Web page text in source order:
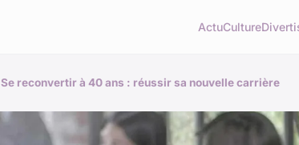
ActuCulture
Se reconvertir à 40 ans : réussir sa nouvelle carrière